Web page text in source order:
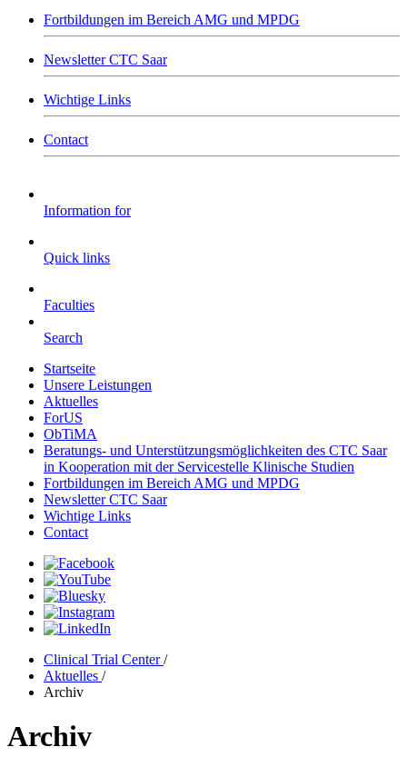
Fortbildungen im Bereich AMG und MPDG
Newsletter CTC Saar
Wichtige Links
Contact
Information for
Quick links
Faculties
Search
Startseite
Unsere Leistungen
Aktuelles
ForUS
ObTiMA
Beratungs- und Unterstützungsmöglichkeiten des CTC Saar
in Kooperation mit der Servicestelle Klinische Studien
Fortbildungen im Bereich AMG und MPDG
Newsletter CTC Saar
Wichtige Links
Contact
Clinical Trial Center/
Aktuelles /
Archiv
Archiv